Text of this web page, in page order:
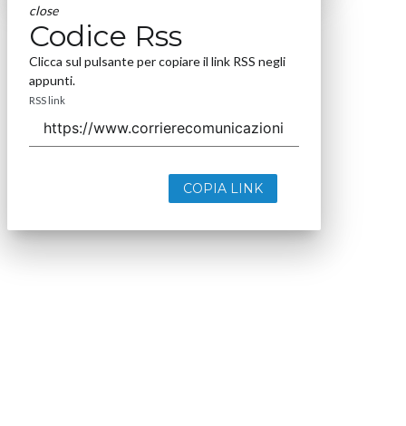
close
Codice Rss
Clicca sul pulsante per copiare il link RSS negli
appunti.
RSS link
COPIA LINK